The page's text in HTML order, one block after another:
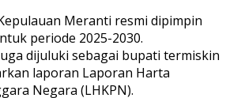
Meranti resmi dipimpin
periode 2025-2030.
dijuluki sebagai bupati termiskin
laporan Laporan Harta
Negara (LHKPN).